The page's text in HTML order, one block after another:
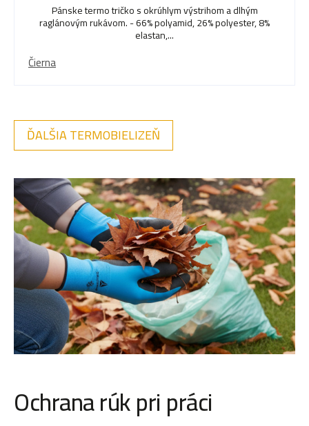
Pánske termo tričko s okrúhlym výstrihom a dlhým
raglánovým rukávom. - 66% polyamid, 26% polyester, 8%
elastan,...
Čierna
ĎALŠIA TERMOBIELIZEŇ
Ochrana rúk pri práci